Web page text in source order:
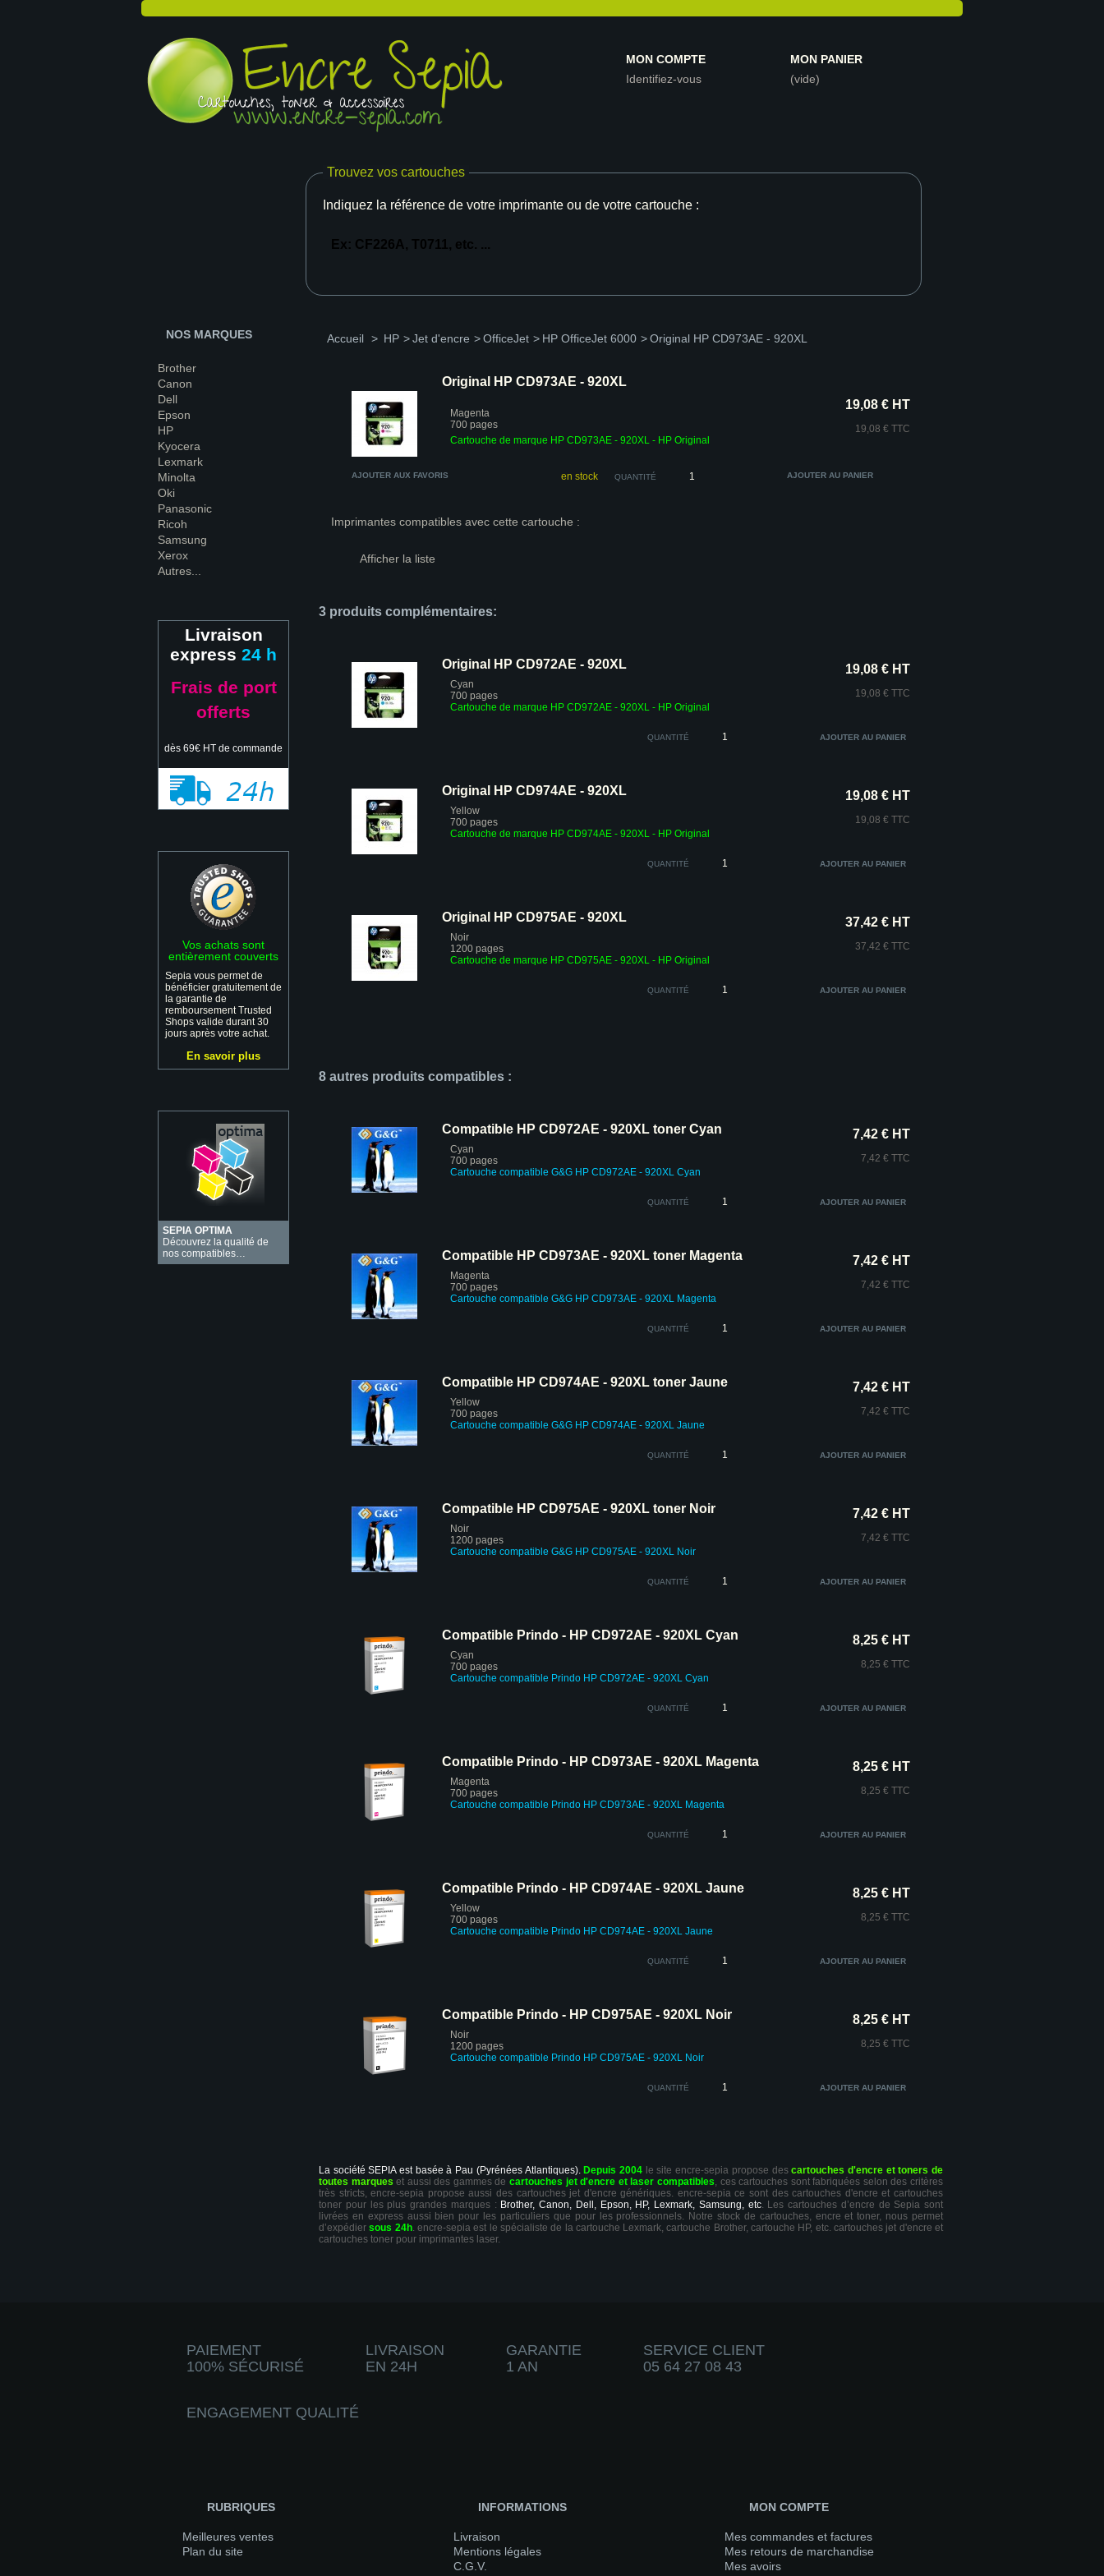
MON COMPTE
Identifiez-vous
MON PANIER
(vide)
Trouvez vos cartouches
Indiquez la référence de votre imprimante ou de votre cartouche :
NOS MARQUES
Brother
Canon
Dell
Epson
HP
Kyocera
Lexmark
Minolta
Oki
Panasonic
Ricoh
Samsung
Xerox
Autres...
Livraison
express 24 h
Frais de port
offerts
dès 69€ HT de commande
Vos achats sont
entièrement couverts
Sepia vous permet de
bénéficier gratuitement de
la garantie de
remboursement Trusted
Shops valide durant 30
jours après votre achat.
En savoir plus
SEPIA OPTIMA
Découvrez la qualité de
nos compatibles…
Accueil > HP >Jet d'encre >OfficeJet > HP OfficeJet 6000 >Original HP CD973AE - 920XL
Original HP CD973AE - 920XL
Magenta
700 pages
Cartouche de marque HP CD973AE - 920XL - HP Original
19,08 € HT
19,08 € TTC
AJOUTER AUX FAVORIS en stock QUANTITÉ
Imprimantes compatibles avec cette cartouche :
Afficher la liste
3 produits complémentaires:
Original HP CD972AE - 920XL
Cyan
700 pages
Cartouche de marque HP CD972AE - 920XL - HP Original
19,08 € HT
19,08 € TTC
QUANTITÉ
Original HP CD974AE - 920XL
Yellow
700 pages
Cartouche de marque HP CD974AE - 920XL - HP Original
19,08 € HT
19,08 € TTC
QUANTITÉ
Original HP CD975AE - 920XL
Noir
1200 pages
Cartouche de marque HP CD975AE - 920XL - HP Original
37,42 € HT
37,42 € TTC
QUANTITÉ
8 autres produits compatibles :
Compatible HP CD972AE - 920XL toner Cyan
Cyan
700 pages
Cartouche compatible G&G HP CD972AE - 920XL Cyan
7,42 € HT
7,42 € TTC
QUANTITÉ
Compatible HP CD973AE - 920XL toner Magenta
Magenta
700 pages
Cartouche compatible G&G HP CD973AE - 920XL Magenta
7,42 € HT
7,42 € TTC
QUANTITÉ
Compatible HP CD974AE - 920XL toner Jaune
Yellow
700 pages
Cartouche compatible G&G HP CD974AE - 920XL Jaune
7,42 € HT
7,42 € TTC
QUANTITÉ
Compatible HP CD975AE - 920XL toner Noir
Noir
1200 pages
Cartouche compatible G&G HP CD975AE - 920XL Noir
7,42 € HT
7,42 € TTC
QUANTITÉ
Compatible Prindo - HP CD972AE - 920XL Cyan
Cyan
700 pages
Cartouche compatible Prindo HP CD972AE - 920XL Cyan
8,25 € HT
8,25 € TTC
QUANTITÉ
Compatible Prindo - HP CD973AE - 920XL Magenta
Magenta
700 pages
Cartouche compatible Prindo HP CD973AE - 920XL Magenta
8,25 € HT
8,25 € TTC
QUANTITÉ
Compatible Prindo - HP CD974AE - 920XL Jaune
Yellow
700 pages
Cartouche compatible Prindo HP CD974AE - 920XL Jaune
8,25 € HT
8,25 € TTC
QUANTITÉ
Compatible Prindo - HP CD975AE - 920XL Noir
Noir
1200 pages
Cartouche compatible Prindo HP CD975AE - 920XL Noir
8,25 € HT
8,25 € TTC
QUANTITÉ
La société SEPIA est basée à Pau (Pyrénées Atlantiques). Depuis 2004 le site encre-sepia propose descartouches d'encre et toners de
toutes marques et aussi des gammes decartouches jet d'encre et laser compatibles, ces cartouches sont fabriquées selon des critères
très stricts, encre-sepia propose aussi des cartouches jet d'encre génériques. encre-sepia ce sont des cartouches d'encre et cartouches
toner pour les plus grandes marques : Brother, Canon, Dell, Epson, HP, Lexmark, Samsung, etc. Les cartouches d’encre de Sepia sont
livrées en express aussi bien pour les particuliers que pour les professionnels. Notre stock de cartouches, encre et toner, nous permet
d’expédiersous 24h. encre-sepia est le spécialiste de la cartouche Lexmark, cartouche Brother, cartouche HP, etc. cartouches jet d'encre et
cartouches toner pour imprimantes laser.
PAIEMENT
100% SÉCURISÉ
LIVRAISON
EN 24H
GARANTIE
1 AN
SERVICE CLIENT
05 64 27 08 43
ENGAGEMENT QUALITÉ
RUBRIQUES
Meilleures ventes
Plan du site
INFORMATIONS
Livraison
Mentions légales
C.G.V.
MON COMPTE
Mes commandes et factures
Mes retours de marchandise
Mes avoirs